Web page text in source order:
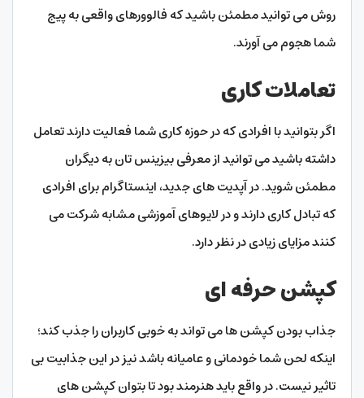
روش می توانید مطمئن باشید که فالوورهای واقعی به پیج
شما هجوم می آورند.
تعاملات کاری
اگر بتوانید با افرادی که در حوزه کاری شما فعالیت دارند تعامل
داشته باشید می توانید از معرفی بیزینس تان به دیگران
مطمئن شوید. در آپدیت های جدید، اینستاگرام برای افرادی
که تبادل کاری دارند و در لایوهای آموزشی مشابه شرکت می
کنند مزایای زیادی در نظر دارد.
کپشن حرفه ای
جذاب بودن کپشن ها می تواند به خوبی کاربران را جذب کند؛
اینکه لحن شما خودمانی و عامیانه باشد نیز در این جذابیت بی
تاثیر نیست. در واقع باید هنرمند بود تا بتوان کپشن های